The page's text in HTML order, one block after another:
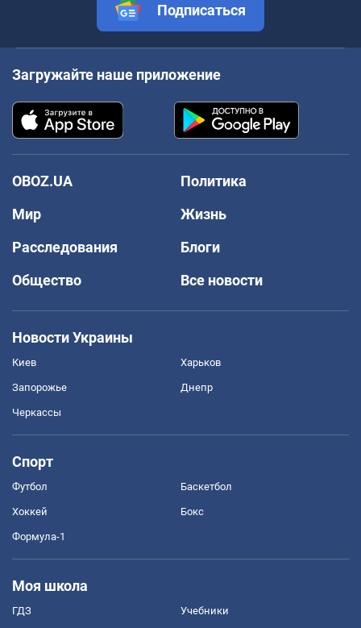
Подписаться
Загружайте наше приложение
OBOZ.UA
Политика
Мир
Жизнь
Расследования
Блоги
Общество
Все новости
Новости Украины
Киев Харьков
Запорожье Днепр
Черкассы
Спорт
Футбол Баскетбол
Хоккей Бокс
Формула-1
Моя школа
ГДЗ Учебники